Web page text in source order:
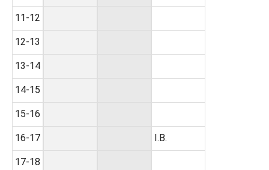
11-12
12-13
13-14
14-15
15-16
16-17
17-18
I.B.